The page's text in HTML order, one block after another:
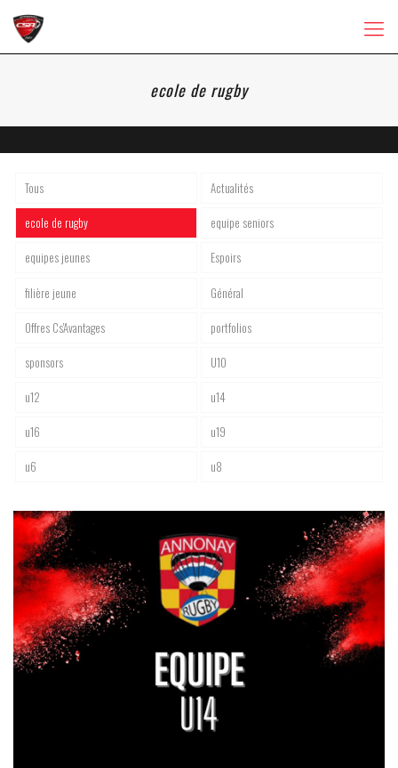
ecole de rugby
Tous
Actualités
ecole de rugby
equipe seniors
equipes jeunes
Espoirs
filière jeune
Général
Offres Cs'Avantages
portfolios
sponsors
U10
u12
u14
u16
u19
u6
u8